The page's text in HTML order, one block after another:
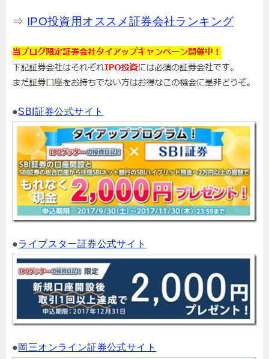
⇒ IPO投資用オススメ証券会社ランキング
●SBI証券公式サイト
●ライブスター証券公式サイト
●岡三オンライン証券公式サイト